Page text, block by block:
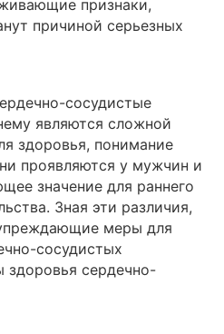
признаки,
причиной серьезных
сосудистые
являются сложной
здоровья, понимание
проявляются у мужчин и
значение для раннего
Зная эти различия,
меры для
сосудистых
здоровья сердечно-